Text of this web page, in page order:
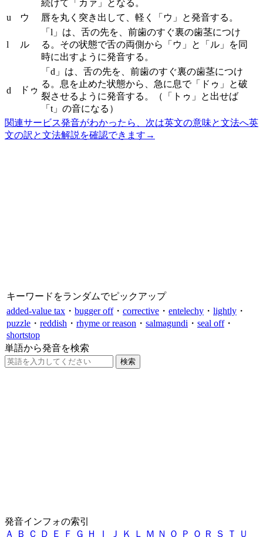
続けて「カァ」となる。
u
ウ 唇を丸く突き出して、軽く「ウ」と発音する。
l ル
「l」は、舌の先を、前歯のすぐ裏の歯茎につけ
る。その状態で舌の両側から「ウ」と「ル」を同
時に出すように発音する。
d ドゥ
「d」は、舌の先を、前歯のすぐ裏の歯茎につけ
る。息を止めた状態から、急に息で「ドゥ」と破
裂させるように発音する。（「トゥ」と出せば
「t」の音になる）
関連サービス発音がわかったら、次は英文の意味と文法へ英
文の訳と文法解説を確認できます →
キーワードをランダムでピックアップ
added-value tax ・ bugger off・ corrective ・ entelechy ・ lightly ・
puzzle ・ reddish ・ rhyme or reason ・ salmagundi ・ seal off・
shortstop
単語から発音を検索
発音インフォの索引
Ａ
Ｂ Ｃ Ｄ Ｅ Ｆ Ｇ Ｈ Ｉ Ｊ Ｋ Ｌ Ｍ Ｎ Ｏ Ｐ Ｑ Ｒ Ｓ Ｔ Ｕ